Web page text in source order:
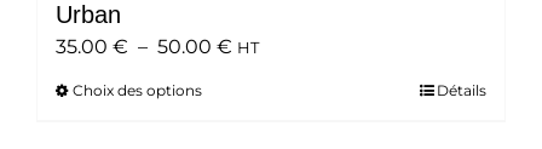
Urban
35.00 € – 50.00 € Plage
HT
Choix des optionsCe
Détails